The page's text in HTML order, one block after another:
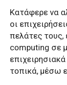
Κατάφερε να
οι
πελάτες τους,
computing σε
τοπικά, μέσω